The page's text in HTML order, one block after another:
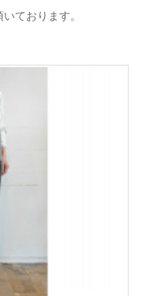
ております。